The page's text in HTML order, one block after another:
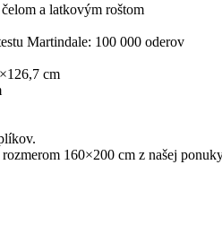
a latkovým roštom
Martindale: 100 000 oderov
cm
160×200 cm z našej